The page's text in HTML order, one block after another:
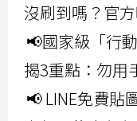
沒刷到嗎？官
📢國家級「行
揭3重點：勿用
📢 LINE免費貼